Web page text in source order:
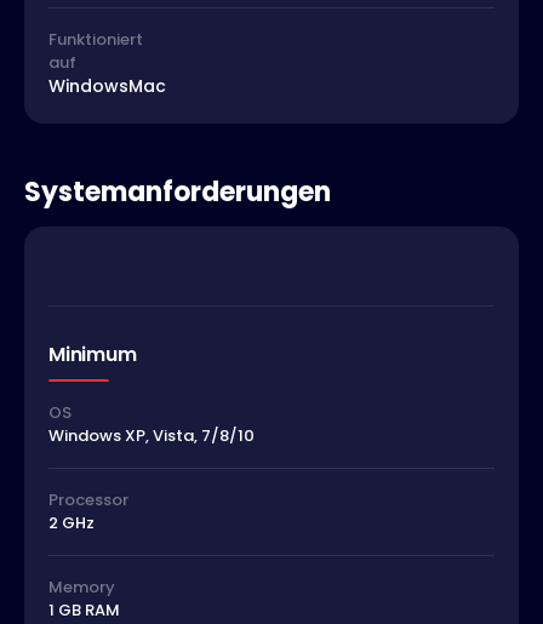
Funktioniert
auf
WindowsMac
Systemanforderungen
Minimum
OS
Windows XP, Vista, 7/8/10
Processor
2 GHz
Memory
1 GB RAM